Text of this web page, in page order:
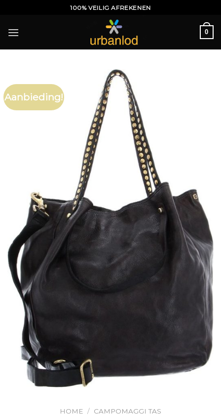
inhoud
100% VEILIG AFREKENEN
0
Aanbieding!
HOME / CAMPOMAGGI TAS